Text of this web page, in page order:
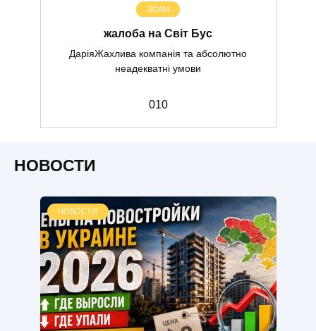
SCAM
жалоба на Світ Бус
ДаріяЖахлива компанія та абсолютно
неадекватні умови
010
НОВОСТИ
НОВОСТИ